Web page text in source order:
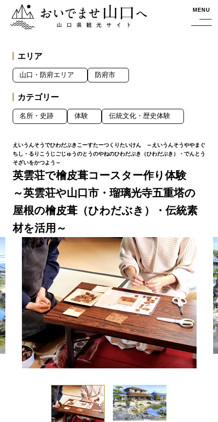
おいでませ山口へー山口県観光サイト MENU
英雲荘で檜皮葺コースター作り体験
～英雲荘や山口市・瑠璃光寺五重塔の
屋根の檜皮葺（ひわだぶき）・伝統素
材を活用～
エリア
山口・防府エリア 防府市
カテゴリー
名所・史跡 体験 伝統文化・歴史体験